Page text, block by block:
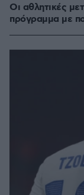
Οι αθλητικές
πρόγραμμα με